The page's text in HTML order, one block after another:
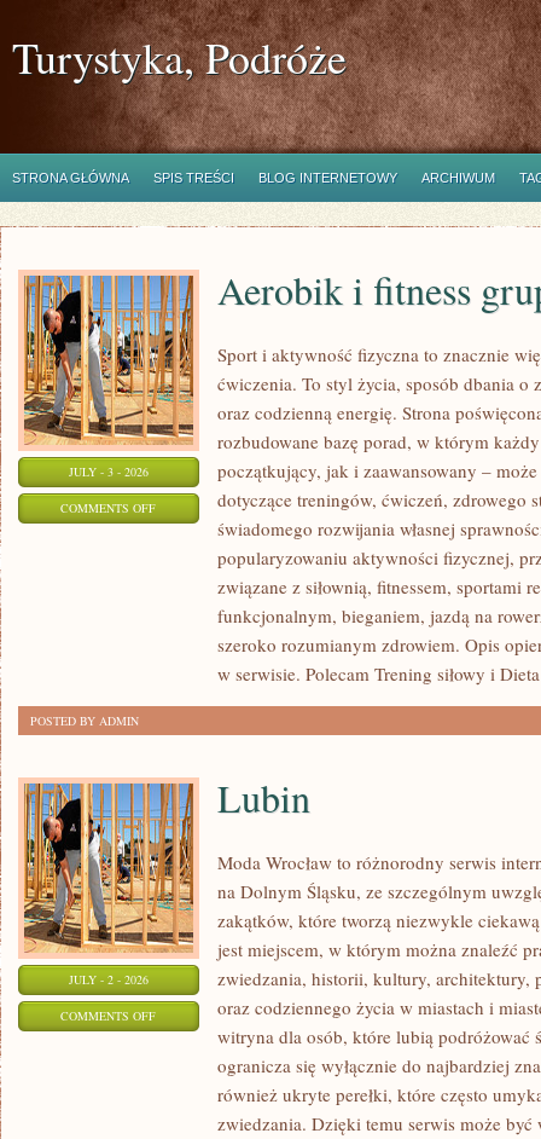
Turystyka, Podróże
STRONA GŁÓWNA SPIS TREŚCI BLOG INTERNETOWY ARCHIWUM
JULY - 3 - 2026
COMMENTS OFFON
Aerobik i fitness
Sport i aktywność fizyczna to znacznie
ćwiczenia. To styl życia, sposób dbania o
oraz codzienną energię. Strona
rozbudowane bazę porad, w którym
początkujący, jak i zaawansowany –
dotyczące treningów, ćwiczeń, zdrowego
świadomego rozwijania własnej
popularyzowaniu aktywności fizycznej,
związane z siłownią, fitnessem, sportami
funkcjonalnym, bieganiem, jazdą na
szeroko rozumianym zdrowiem. Opis
w serwisie. Polecam Trening siłowy i
POSTED BY ADMIN
JULY - 2 - 2026
COMMENTS OFFON
Lubin
Moda Wrocław to różnorodny serwis
na Dolnym Śląsku, ze szczególnym
zakątków, które tworzą niezwykle
jest miejscem, w którym można znaleźć
zwiedzania, historii, kultury, architektury,
oraz codziennego życia w miastach i
witryna dla osób, które lubią podróżować
ogranicza się wyłącznie do najbardziej
również ukryte perełki, które często
zwiedzania. Dzięki temu serwis może